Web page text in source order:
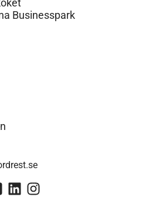
Businesspark